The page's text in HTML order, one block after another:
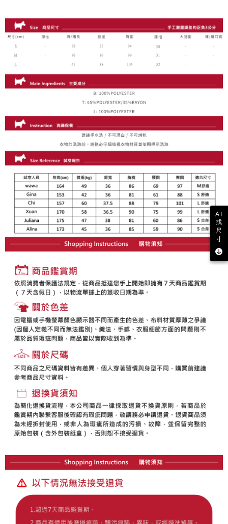
3. 実際の承認額、分割回数および費用については、後続の取引確認ページ
を基準とします。
4. 注文成立後30分以内に確認取引を行わない場合や審査が通過しない場
合、注文は自動的にキャンセルされます。「転専審査」に未通過の状況が
発生した場合は、システムの評価基準に達していないことを意味し、評価
内容についての説明はいたしかねます。
1. 分割払いの金額は電信請求書に統合されず、「OP Pay Later」は毎月の
締め日後に支払いリマインダーのSMSを送信します。
2. SMSのリンクを通じて請求書を開いた後、「コンビニバーコード／台湾
大直営店舗／銀行振込／街口支払い／iPASS MONEY」などのチャネルで
【注意事項】
1. 本サービスは「台湾大哥大株式会社」（以下「当社」といいます）によ
って提供され、ユーザーが取引時に本サービスを通じて商品やサービスを
購入できるようにし、店舗が売買／分割払い売買の債権を当社に譲渡した
後、契約に基づいて当社の請求書で帳款を支払うことになります。
2. 「OP Pay Later」を利用する契約関係の目的から、店舗はあなたの個人
情報（名前、電話または住所を含む）を台湾大哥大に提供し、収集、処理
および利用するために、当社があなた本人と分割請求書に必要な情報の確
認、照合および修正を行います。
3. 完全なユーザーサービス規約については、以下のリンクを参照してくだ
https://oppay.tw/userRule
2.SMSで認証してお支払い手続を進めてください。
3.注文するときのお支払いは不要です。商品はご指定の住所に配送されま
す。
4.ご注文が完了すると、携帯に支払い通知のSMSが届きます。アプリ会員
の場合は、AFTEE アプリプッシュ通知が届きます。
5.商品受け取り時のお支払いは不要です。商品を確かめてから、SMSまた
はアプリの通知に従って、4大コンビニ、またはATM/オンラインバンキン
グでお支払いください。
代金納付期限は最短で 14 日以内ですので、ご注意ください。AFTEE アプ
リをダウンロードして AFTEE 会員になるとお支払い期限を最長 45 日以内
まで延長できます。
お支払期限は、ショップが請求した期日と、AFTEEで延長できる日数をも
とに計算されます。AFTEEで注文すると、商品を受け取るまで支払い期限
を延長できますが、商品を期限内に受け取れない場合があります（例：予
わらず、AFTEEで指定された期限内にお支払いください。
二、支払い限度額
1.初回 AFTEEを ご利用の際に、認証結果及び当社の審査の結果に基づ
き、限度額が設定されます。
2.決済金額は最低NT$20です。
3.現在、台湾の会員のみご利用いただけます。
三、利用規約「AFTEE代金後払い」（以下当サービスという）はネットプ
ロテクションズ（以下 AFTEE という）が提供し、AFTEEが代金を徴収し
ます。当サービスご利用の際に提供しなければならない個人情報（注文者
の氏名、電話番号、受取人の氏名、電話番号、受取人住所を含むがこれに
限らない）は、AFTEEに渡され当サービスで必要な範囲内で利用されま
す。AFTEEの個人情報の収集、処理、利用について、詳細はAFTEE公式ホ
ームページの『個人情報の収集、処理及び利用に関する声明』をご参照く
ださい（https://aftee.tw/privacypolicy/）。
AFTEEの初回ご利用の際に、審査を通過すれば、最高額がNT$10,000にな
ります。支払い期限を過ぎた場合、その金額に基づいて年利20%の遅延滞
納金が加算されます。未成年の利用者は、事前に法定代理人または後見人
個人情報の処理、利用について疑問がある、または関連する法律の権利を
行使したい場合は、ネットプロテクションズ
にご連絡ください。上記に示した個人情報を、必要な購入注文書とあわせ
てAFTEEにご提供いただく、またはAFTEEにあなたの個人情報の収集、処
理、利用を許可することににご同意いただけない場合は、当サービスを選
択しないでください。
配送方法
全家取貨付款
送料無料
付款後全家取貨
送料無料
送料無料
付款後萊爾富取貨
送料無料
7-11取貨付款
送料無料
付款後7-11取貨
送料無料
宅配
送料無料
離島宅配
送料無料
AI
找
尺
寸